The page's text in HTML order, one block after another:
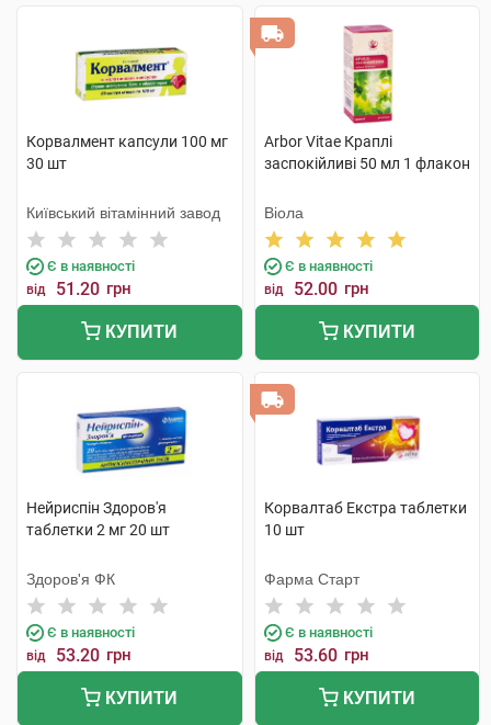
Корвалмент капсули 100 мг
30 шт
Київський вітамінний завод
Є в наявності
від 51.20 грн
КУПИТИ
Arbor Vitae Краплі
заспокійливі 50 мл 1 флакон
Віола
Є в наявності
від 52.00 грн
КУПИТИ
Нейриспін Здоров'я
таблетки 2 мг 20 шт
Здоров'я ФК
Є в наявності
від 53.20 грн
КУПИТИ
Корвалтаб Екстра таблетки
10 шт
Фарма Старт
Є в наявності
від 53.60 грн
КУПИТИ